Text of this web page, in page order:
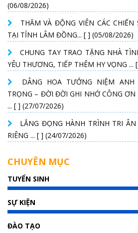
(06/08/2026)
THĂM VÀ ĐỘNG VIÊN CÁC
TẠI TỈNH LÂM ĐỒNG... [ ] (05/08/2026)
CHUNG TAY TRAO TẶNG NHÀ
YÊU THƯƠNG, TIẾP THÊM HY VỌNG
DÂNG HOA TƯỞNG NIỆM
TRỌNG – ĐỜI ĐỜI GHI NHỚ CÔNG ƠN
... [ ] (27/07/2026)
LẮNG ĐỌNG HÀNH TRÌNH TRI
RIÊNG ... [ ] (24/07/2026)
CHUYÊN MỤC
TUYỂN SINH
SỰ KIỆN
ĐÀO TẠO